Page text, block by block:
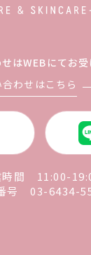
はWEBにてお受
合わせはこちら
時間 11:00-
号03-6434-